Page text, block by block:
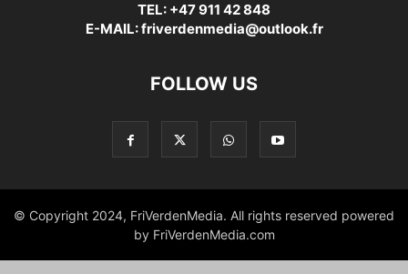
TEL: +47 911 42 848
E-MAIL: friverdenmedia@outlook.fr
FOLLOW US
© Copyright 2024, FriVerdenMedia. All rights reserved powered
by FriVerdenMedia.com